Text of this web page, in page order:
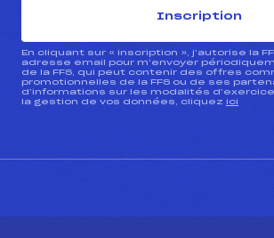
Inscription
En cliquant sur « inscription », j’autorise la
adresse email pour m’envoyer
de la FFS, qui peut contenir des offres
promotionnelles de la FFS ou de ses
d’informations sur les modalités
la gestion de vos données, cliquez ici